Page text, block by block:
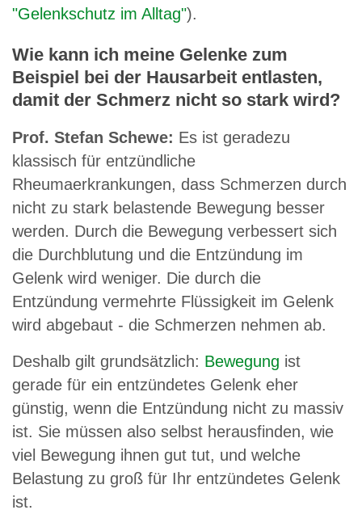
"Gelenkschutz im Alltag").
Wie kann ich meine Gelenke zum
Beispiel bei der Hausarbeit entlasten,
damit der Schmerz nicht so stark wird?
Prof. Stefan Schewe: Es ist geradezu
klassisch für entzündliche
Rheumaerkrankungen, dass Schmerzen durch
nicht zu stark belastende Bewegung besser
werden. Durch die Bewegung verbessert sich
die Durchblutung und die Entzündung im
Gelenk wird weniger. Die durch die
Entzündung vermehrte Flüssigkeit im Gelenk
wird abgebaut - die Schmerzen nehmen ab.
Deshalb gilt grundsätzlich: Bewegung ist
gerade für ein entzündetes Gelenk eher
günstig, wenn die Entzündung nicht zu massiv
ist. Sie müssen also selbst herausfinden, wie
viel Bewegung ihnen gut tut, und welche
Belastung zu groß für Ihr entzündetes Gelenk
ist.